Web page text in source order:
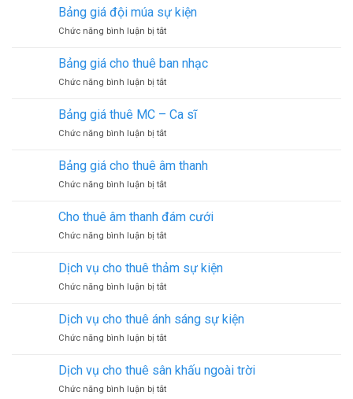
nhật
thuê
ban
nhạc
Bình
Bảng giá đội múa sự kiện
Chức năng bình luận bị tắtở
đội
múa
kiện
Bảng giá cho thuê ban nhạc
Chức năng bình luận bị tắtở
giá
cho
thuê
nhạc
Bảng giá thuê MC – Ca sĩ
Chức năng bình luận bị tắtở
thuê
MC
Ca
Bảng giá cho thuê âm thanh
Chức năng bình luận bị tắtở
giá
cho
thuê
thanh
Cho thuê âm thanh đám cưới
Chức năng bình luận bị tắtở
thuê
âm
thanh
cưới
Dịch vụ cho thuê thảm sự kiện
Chức năng bình luận bị tắtở
vụ
cho
thuê
sự
Dịch vụ cho thuê ánh sáng sự kiện
Chức năng bình luận bị tắtở
cho
thuê
Dịch vụ cho thuê sân khấu ngoài trời
Chức năng bình luận bị tắtở